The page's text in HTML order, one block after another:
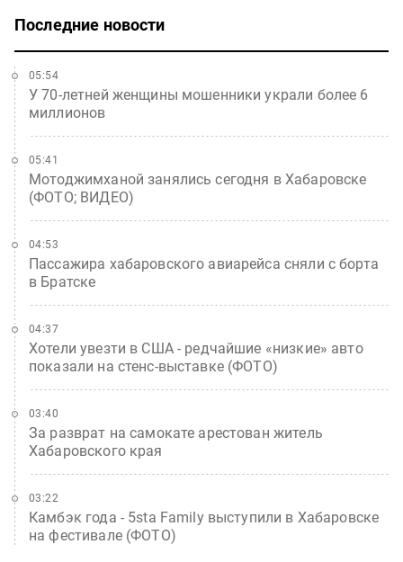
Последние новости
У 70-летней женщины мошенники украли более 6
миллионов
05:54
Мотоджимханой занялись сегодня в Хабаровске
(ФОТО; ВИДЕО)
05:41
Пассажира хабаровского авиарейса сняли с борта
в Братске
04:53
Хотели увезти в США - редчайшие «низкие» авто
показали на стенс-выставке (ФОТО)
04:37
За разврат на самокате арестован житель
Хабаровского края
03:40
Камбэк года - 5sta Family выступили в Хабаровске
на фестивале (ФОТО)
03:22